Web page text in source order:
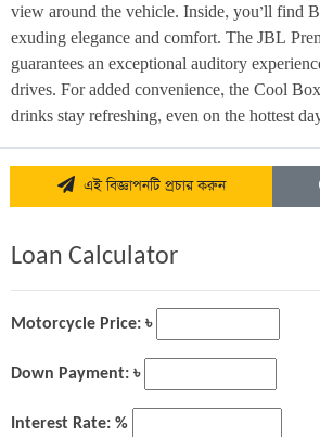
view around the vehicle. Inside, you’ll find
exuding elegance and comfort. The JBL
guarantees an exceptional auditory
drives. For added convenience, the Cool
drinks stay refreshing, even on the hottest
এই বিজ্ঞাপনটি প্রচার করুন
Loan Calculator
Motorcycle Price: ৳
Down Payment: ৳
Interest Rate: %